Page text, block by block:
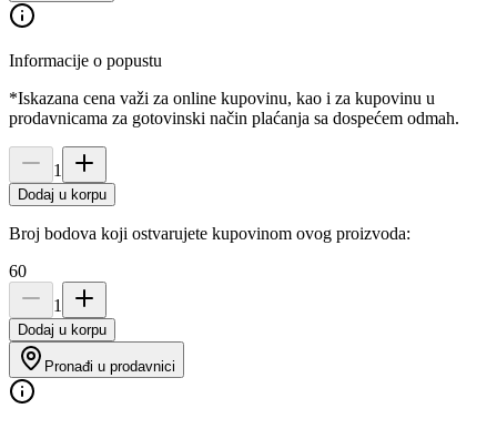
Informacije o popustu
*Iskazana cena važi za online kupovinu, kao i za kupovinu u
prodavnicama za gotovinski način plaćanja sa dospećem odmah.
1
Dodaj u korpu
Broj bodova koji ostvarujete kupovinom ovog proizvoda:
60
1
Dodaj u korpu
Pronađi u prodavnici